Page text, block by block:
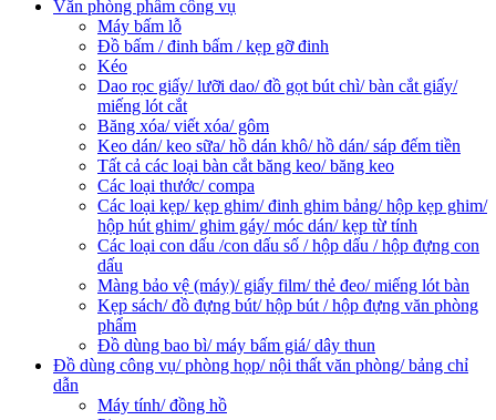
Văn phòng phẩm công vụ
Máy bấm lỗ
Đồ bấm / đinh bấm / kẹp gỡ đinh
Kéo
Dao rọc giấy/ lưỡi dao/ đồ gọt bút chì/ bàn cắt giấy/
miếng lót cắt
Băng xóa/ viết xóa/ gôm
Keo dán/ keo sữa/ hồ dán khô/ hồ dán/ sáp đếm tiền
Tất cả các loại bàn cắt băng keo/ băng keo
Các loại thước/ compa
Các loại kẹp/ kẹp ghim/ đinh ghim bảng/ hộp kẹp ghim/
hộp hút ghim/ ghim gáy/ móc dán/ kẹp từ tính
Các loại con dấu /con dấu số / hộp dấu / hộp đựng con
dấu
Màng bảo vệ (máy)/ giấy film/ thẻ đeo/ miếng lót bàn
Kẹp sách/ đồ đựng bút/ hộp bút / hộp đựng văn phòng
phẩm
Đồ dùng bao bì/ máy bấm giá/ dây thun
Đồ dùng công vụ/ phòng họp/ nội thất văn phòng/ bảng chỉ
dẫn
Máy tính/ đồng hồ